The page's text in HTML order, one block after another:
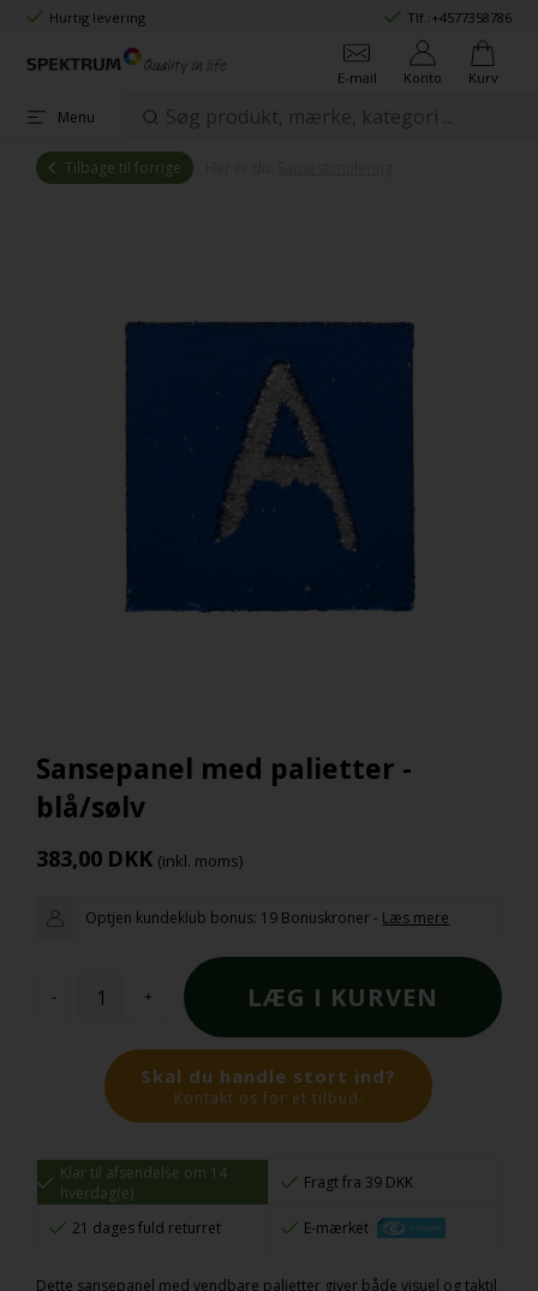
Hurtig levering Tlf.:+4577358786
E-mail Konto Kurv
Menu
Tilbage til forrige
Sansepanel med palietter -
blå/sølv
383,00 DKK (inkl. moms)
Optjen kundeklub bonus: 19 Bonuskroner - Læs mere
- +
Skal du handle stort ind?
Kontakt os for et tilbud.
Klar til afsendelse om 14
hverdag(e)
Fragt fra 39 DKK
21 dages fuld returret E-mærket
Dette sansepanel med vendbare palietter giver både visuel og taktil